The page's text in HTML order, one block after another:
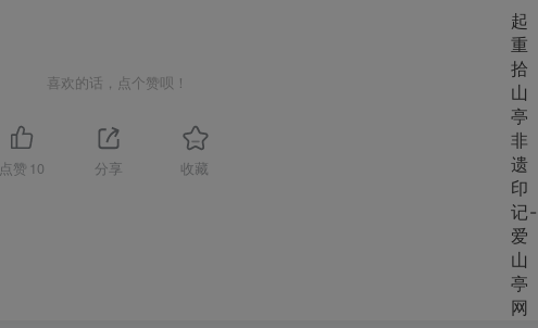
喜欢的话，点个赞呗！
点赞 10 分享 收藏